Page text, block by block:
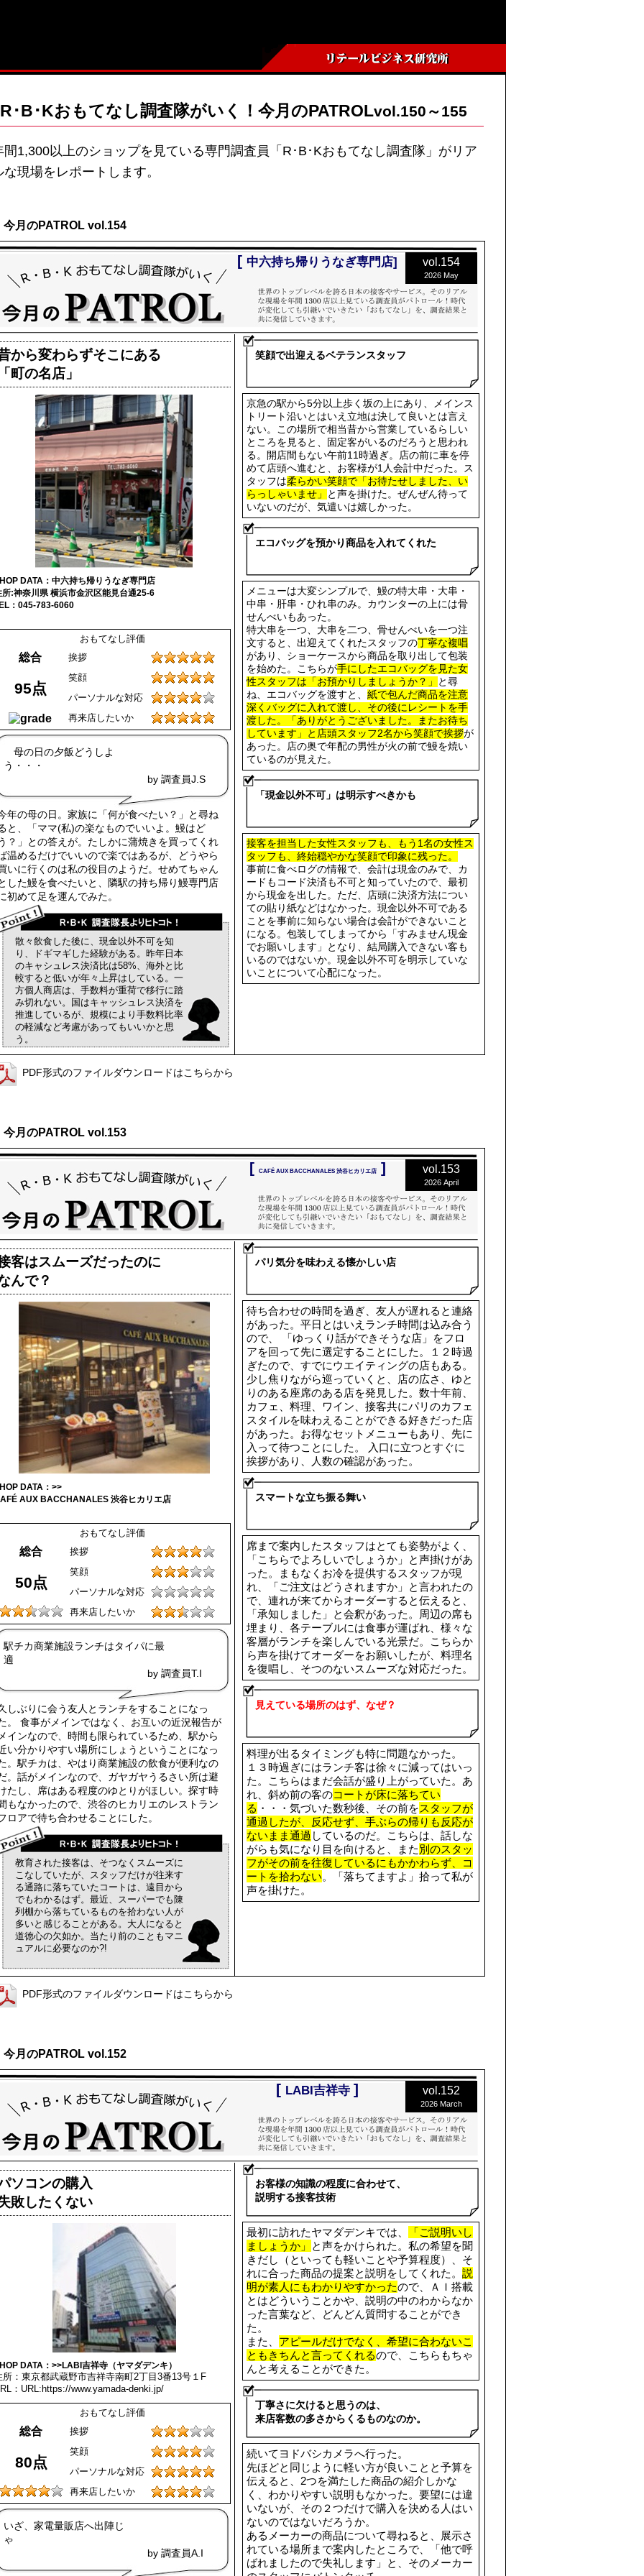
R･B･Kおもてなし調査隊がいく！今月のPATROLvol.150～155
間1,300以上のショップを見ている専門調査員「R･B･Kおもてなし調査隊」がリア
な現場をレポートします。
今月のPATROL vol.154
vol.154
2026 May
[ 中六持ち帰りうなぎ専門店]
から変わらずそこにある
町の名店」
DATA：中六持ち帰りうなぎ専門店
所:神奈川県 横浜市金沢区能見台通25-6
：045-783-6060
おもてなし評価
総合 挨拶
95点
笑顔
パーソナルな対応
再来店したいか
母の日の夕飯どうしよ
う・・・
by 調査員J.S
年の母の日。家族に「何が食べたい？」と尋ね
と、「ママ(私)の楽なものでいいよ。鰻はど
？」との答えが。たしかに蒲焼きを買ってくれ
温めるだけでいいので楽ではあるが、どうやら
いに行くのは私の役目のようだ。せめてちゃん
した鰻を食べたいと、隣駅の持ち帰り鰻専門店
初めて足を運んでみた。
散々飲食した後に、現金以外不可を知
り、ドギマギした経験がある。昨年日本
のキャシュレス決済比は58%、海外と比
較すると低いが年々上昇はしている。一
方個人商店は、手数料が重荷で移行に踏
み切れない。国はキャッシュレス決済を
推進しているが、規模により手数料比率
の軽減など考慮があってもいいかと思
う。
笑顔で出迎えるベテランスタッフ
京急の駅から5分以上歩く坂の上にあり、メインス
トリート沿いとはいえ立地は決して良いとは言え
ない。この場所で相当昔から営業しているらしい
ところを見ると、固定客がいるのだろうと思われ
る。開店間もない午前11時過ぎ。店の前に車を停
めて店頭へ進むと、お客様が1人会計中だった。ス
タッフは柔らかい笑顔で「お待たせしました、い
らっしゃいませ」
と声を掛けた。ぜんぜん待って
いないのだが、気遣いは嬉しかった。
エコバッグを預かり商品を入れてくれた
メニューは大変シンプルで、鰻の特大串・大串・
中串・肝串・ひれ串のみ。カウンターの上には骨
せんべいもあった。
特大串を一つ、大串を二つ、骨せんべいを一つ注
文すると、出迎えてくれたスタッフの丁寧な複唱
があり、ショーケースから商品を取り出して包装
を始めた。こちらが手にしたエコバッグを見た女
性スタッフは「お預かりしましょうか？」
と尋
ね、エコバッグを渡すと、 紙で包んだ商品を注意
深くバッグに入れて渡し、その後にレシートを手
渡した。「ありがとうございました。またお待ち
しています」と店頭スタッフ2名から笑顔で挨拶が
あった。店の奥で年配の男性が火の前で鰻を焼い
ているのが見えた。
「現金以外不可」は明示すべきかも
接客を担当した女性スタッフも、もう1名の女性ス
タッフも、終始穏やかな笑顔で印象に残った。
事前に食べログの情報で、会計は現金のみで、カ
ードもコード決済も不可と知っていたので、最初
から現金を出した。ただ、店頭に決済方法につい
ての貼り紙などはなかった。現金以外不可である
ことを事前に知らない場合は会計ができないこと
になる。包装してしまってから「すみません現金
でお願いします」となり、結局購入できない客も
いるのではないか。現金以外不可を明示していな
いことについて心配になった。
PDF形式のファイルダウンロードはこちらから
今月のPATROL vol.153
vol.153
2026 April
[ CAFÉ AUX BACCHANALES 渋谷ヒカリエ店]
客はスムーズだったのに
んで？
DATA：>>
AUX BACCHANALES 渋谷ヒカリエ店
おもてなし評価
総合 挨拶
50点
笑顔
パーソナルな対応
再来店したいか
駅チカ商業施設ランチはタイパに最
適
by 調査員T.I
しぶりに会う友人とランチをすることになっ
。 食事がメインではなく、お互いの近況報告が
インなので、時間も限られているため、駅から
い分かりやすい場所にしょうということになっ
。駅チカは、やはり商業施設の飲食が便利なの
。話がメインなので、ガヤガヤうるさい所は避
たし、席はある程度のゆとりがほしい。探す時
もなかったので、渋谷のヒカリエのレストラン
ロアで待ち合わせることにした。
教育された接客は、そつなくスムーズに
こなしていたが、スタッフだけが往来す
る通路に落ちていたコートは、遠目から
でもわかるはず。最近、スーパーでも陳
列棚から落ちているものを拾わない人が
多いと感じることがある。大人になると
道徳心の欠如か。当たり前のこともマニ
ュアルに必要なのか?!
パリ気分を味わえる懐かしい店
待ち合わせの時間を過ぎ、友人が遅れると連絡
があった。平日とはいえランチ時間は込み合う
ので、 「ゆっくり話ができそうな店」をフロ
アを回って先に選定することにした。１２時過
ぎたので、すでにウエイティングの店もある。
少し焦りながら巡っていくと、店の広さ、ゆと
りのある座席のある店を発見した。数十年前、
カフェ、料理、ワイン、接客共にパリのカフェ
スタイルを味わえることができる好きだった店
があった。お得なセットメニューもあり、先に
入って待つことにした。 入口に立つとすぐに
挨拶があり、人数の確認があった。
スマートな立ち振る舞い
席まで案内したスタッフはとても姿勢がよく、
「こちらでよろしいでしょうか」と声掛けがあ
った。まもなくお冷を提供するスタッフが現
れ、「ご注文はどうされますか」と言われたの
で、連れが来てからオーダーすると伝えると、
「承知しました」と会釈があった。周辺の席も
埋まり、各テーブルには食事が運ばれ、様々な
客層がランチを楽しんでいる光景だ。こちらか
ら声を掛けてオーダーをお願いしたが、料理名
を復唱し、そつのないスムーズな対応だった。
見えている場所のはず、なぜ？
料理が出るタイミングも特に問題なかった。
１３時過ぎにはランチ客は徐々に減ってはいっ
た。こちらはまだ会話が盛り上がっていた。あ
れ、斜め前の客のコートが床に落ちてい
る ・・・気づいた数秒後、その前をスタッフが
通過したが、反応せず、手ぶらの帰りも反応が
ないまま通過 しているのだ。こちらは、話しな
がらも気になり目を向けると、また別のスタッ
フがその前を往復しているにもかかわらず、コ
ートを拾わない。「落ちてますよ」拾って私が
声を掛けた。
PDF形式のファイルダウンロードはこちらから
今月のPATROL vol.152
vol.152
2026 March
[ LABI吉祥寺 ]
ソコンの購入
敗したくない
DATA：>>LABI吉祥寺（ヤマダデンキ）
所：東京都武蔵野市吉祥寺南町2丁目3番13号１F
：URL:https://www.yamada-denki.jp/
おもてなし評価
総合 挨拶
80点
笑顔
パーソナルな対応
再来店したいか
いざ、家電量販店へ出陣じ
ゃ
by 調査員A.I
お客様の知識の程度に合わせて、
説明する接客技術
最初に訪れたヤマダデンキでは、
「ご説明いし
ましょうか」
と声をかけられた。私の希望を聞
きだし（といっても軽いことや予算程度）、そ
れに合った商品の提案と説明をしてくれた。 説
明が素人にもわかりやすかったので、ＡＩ搭載
とはどういうことかや、説明の中のわからなか
った言葉など、どんどん質問することができ
た。
また、 アピールだけでなく、希望に合わないこ
ともきちんと言ってくれるので、こちらもちゃ
んと考えることができた。
丁寧さに欠けると思うのは、
来店客数の多さからくるものなのか。
続いてヨドバシカメラへ行った。
先ほどと同じように軽い方が良いことと予算を
伝えると、2つを満たした商品の紹介しかな
く、わかりやすい説明もなかった。要望には違
いないが、その２つだけで購入を決める人はい
ないのではないだろうか。
あるメーカーの商品について尋ねると、展示さ
れている場所まで案内したところで、「他で呼
ばれましたので失礼します」と、そのメーカー